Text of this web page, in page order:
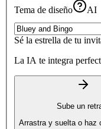
Tema de diseño AI
Sé la estrella de tu
La IA te integra
Sube un
Arrastra y suelta o haz